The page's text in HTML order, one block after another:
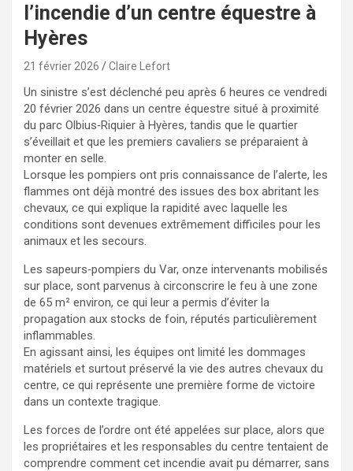
l’incendie d’un centre équestre à
Hyères
21 février 2026 Claire Lefort
Un sinistre s’est déclenché peu après 6 heures ce vendredi
20 février 2026 dans un centre équestre situé à proximité
du parc Olbius‑Riquier à Hyères, tandis que le quartier
s’éveillait et que les premiers cavaliers se préparaient à
monter en selle.
Lorsque les pompiers ont pris connaissance de l’alerte, les
flammes ont déjà montré des issues des box abritant les
chevaux, ce qui explique la rapidité avec laquelle les
conditions sont devenues extrêmement difficiles pour les
animaux et les secours.
Les sapeurs‑pompiers du Var, onze intervenants mobilisés
sur place, sont parvenus à circonscrire le feu à une zone
de 65 m² environ, ce qui leur a permis d’éviter la
propagation aux stocks de foin, réputés particulièrement
inflammables.
En agissant ainsi, les équipes ont limité les dommages
matériels et surtout préservé la vie des autres chevaux du
centre, ce qui représente une première forme de victoire
dans un contexte tragique.
Les forces de l’ordre ont été appelées sur place, alors que
les propriétaires et les responsables du centre tentaient de
comprendre comment cet incendie avait pu démarrer, sans